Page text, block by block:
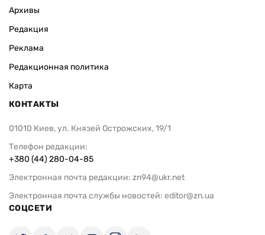
Архивы
Редакция
Реклама
Редакционная политика
Карта
КОНТАКТЫ
01010 Киев, ул. Князей Острожских, 19/1
Телефон редакции:
+380 (44) 280-04-85
Электронная почта редакции: zn94@ukr.net
Электронная почта службы новостей: editor@zn.ua
СОЦСЕТИ